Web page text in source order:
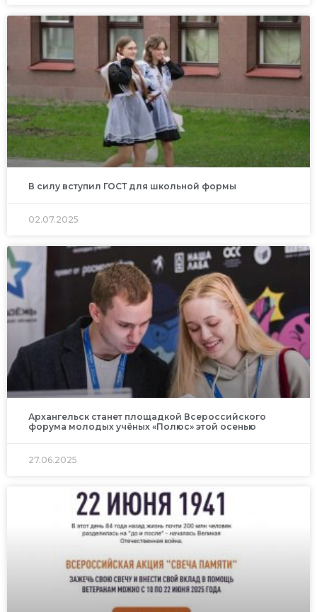
В силу вступил ГОСТ для школьной формы
02.07.2025
Архангельск станет площадкой Всероссийского
форума молодых учёных «Полюс» этой осенью
27.06.2025